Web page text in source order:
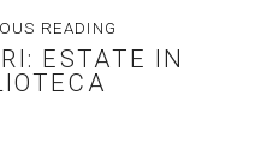
READING
ESTATE IN